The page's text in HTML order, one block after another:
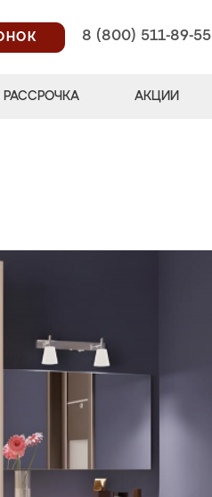
8 (800) 511-89-55
РАССРОЧКА АКЦИИ